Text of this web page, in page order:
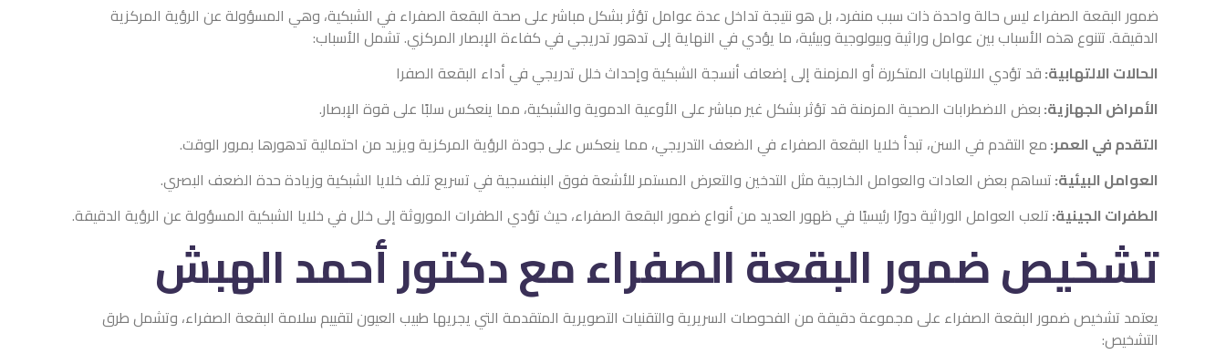
ضمور البقعة الصفراء ليس حالة واحدة ذات سبب منفرد، بل هو نتيجة تداخل عدة عوامل تؤثر بشكل مباشر على صحة البقعة الصفراء في الشبكية، وهي المسؤولة عن الرؤية المركزية
الدقيقة. تتنوع هذه الأسباب بين عوامل وراثية وبيولوجية وبيئية، ما يؤدي في النهاية إلى تدهور تدريجي في كفاءة الإبصار المركزي. تشمل الأسباب:
الحالات الالتهابية:قد تؤدي الالتهابات المتكررة أو المزمنة إلى إضعاف أنسجة الشبكية وإحداث خلل تدريجي في أداء البقعة الصفرا
الأمراض الجهازية:بعض الاضطرابات الصحية المزمنة قد تؤثر بشكل غير مباشر على الأوعية الدموية والشبكية، مما ينعكس سلبًا على قوة الإبصار.
التقدم في العمر:مع التقدم في السن، تبدأ خلايا البقعة الصفراء في الضعف التدريجي، مما ينعكس على جودة الرؤية المركزية ويزيد من احتمالية تدهورها بمرور الوقت.
العوامل البيئية:تساهم بعض العادات والعوامل الخارجية مثل التدخين والتعرض المستمر للأشعة فوق البنفسجية في تسريع تلف خلايا الشبكية وزيادة حدة الضعف البصري.
الطفرات الجينية:تلعب العوامل الوراثية دورًا رئيسيًا في ظهور العديد من أنواع ضمور البقعة الصفراء، حيث تؤدي الطفرات الموروثة إلى خلل في خلايا الشبكية المسؤولة عن الرؤية الدقيقة.
تشخيص ضمور البقعة الصفراء مع دكتور أحمد الهبش
يعتمد تشخيص ضمور البقعة الصفراء على مجموعة دقيقة من الفحوصات السريرية والتقنيات التصويرية المتقدمة التي يجريها طبيب العيون لتقييم سلامة البقعة الصفراء، وتشمل طرق
التشخيص: